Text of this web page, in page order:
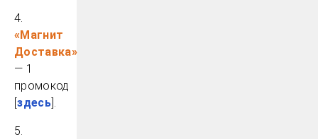
4.
«Магнит
Доставка»
— 1
промокод
[здесь].
5.